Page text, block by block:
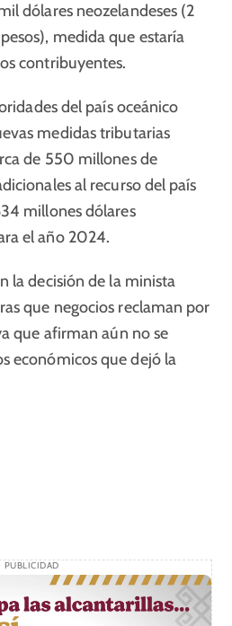
dólares neozelandeses (2
medida que estaría
contribuyentes.
del país oceánico
medidas tributarias
de 550 millones de
al recurso del país
millones dólares
el año 2024.
la decisión de la minista
que negocios reclaman por
que afirman aún no se
económicos que dejó la
PUBLICIDAD